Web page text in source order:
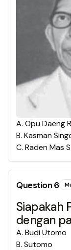
A. Opu Daeng
B. Kasman
C. Raden Mas
Question6
Siapakah
dengan
A. Budi Utomo
B. Sutomo